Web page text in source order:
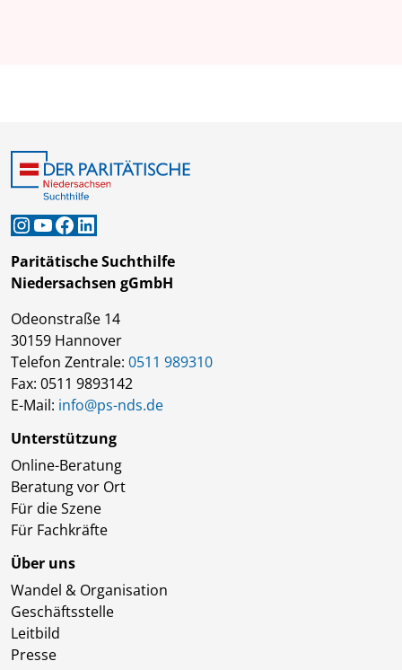
Instagram
YouTube
Facebook
LinkedIn
Paritätische Suchthilfe
Niedersachsen gGmbH
Odeonstraße 14
30159 Hannover
Telefon Zentrale: 0511 989310
Fax: 0511 9893142
E-Mail: info@ps-nds.de
Unterstützung
Online-Beratung
Beratung vor Ort
Für die Szene
Für Fachkräfte
Über uns
Wandel & Organisation
Geschäftsstelle
Leitbild
Presse